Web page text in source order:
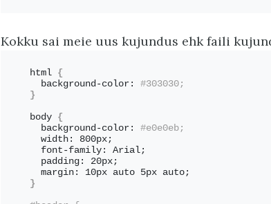
Kokku sai meie uus kujundus ehk faili
html {
  background-color:
#303030;
}
body {
  background-color:
#e0e0eb;
  width: 800px;
  font-family: Arial;
  padding: 20px;
  margin: 10px auto 5px auto;
}